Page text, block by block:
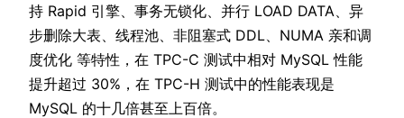
持 Rapid 引擎、事务无锁化、并行 LOAD DATA、异
步删除大表、线程池、非阻塞式 DDL、NUMA 亲和调
度优化 等特性，在 TPC-C 测试中相对 MySQL 性能
提升超过 30%，在 TPC-H 测试中的性能表现是
MySQL 的十几倍甚至上百倍。